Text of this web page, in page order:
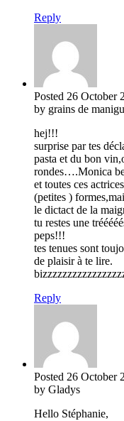
Reply
Posted 26 October
by grains de
hej!!!
surprise par tes
pasta et du bon
rondes….Monica
et toutes ces
(petites )
le dictact de la
tu restes une
peps!!!
tes tenues sont
de plaisir à te lire.
Reply
Posted 26 October
by Gladys
Hello Stéphanie,